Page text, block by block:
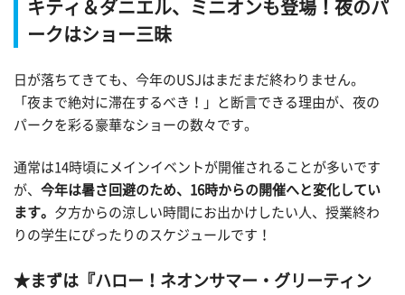
キティ＆ダニエル、ミニオンも登場！夜のパ
ークはショー三昧
日が落ちてきても、今年のUSJはまだまだ終わりません。
「夜まで絶対に滞在するべき！」と断言できる理由が、夜の
パークを彩る豪華なショーの数々です。
通常は14時頃にメインイベントが開催されることが多いです
が、 今年は暑さ回避のため、16時からの開催へと変化してい
ます。 夕方からの涼しい時間にお出かけしたい人、授業終わ
りの学生にぴったりのスケジュールです！
★まずは『ハロー！ネオンサマー・グリーティン